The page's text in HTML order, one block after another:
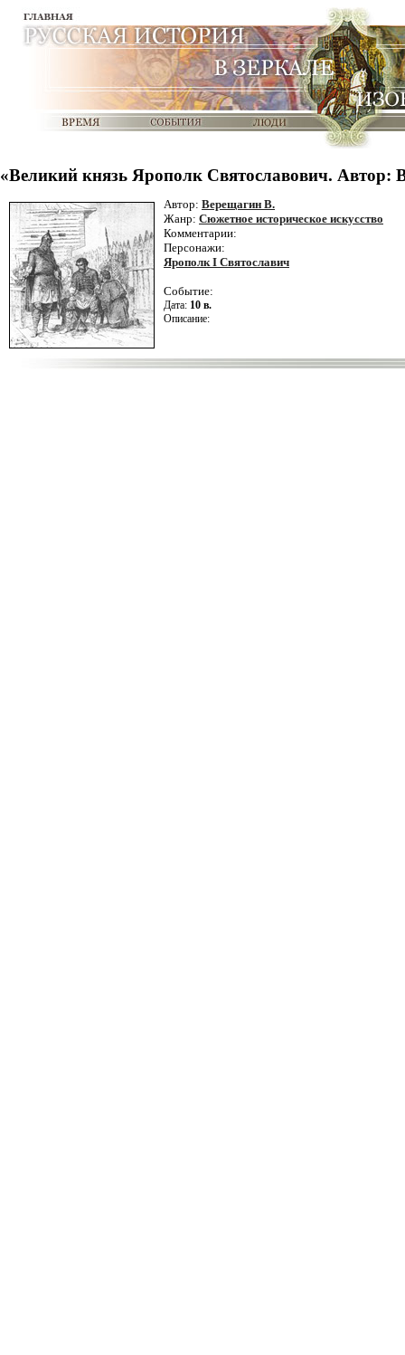
«Великий князь Ярополк Святославович. Автор:
Автор: Верещагин В.
Жанр: Сюжетное историческое искусство
Комментарии:
Персонажи:
Ярополк I Святославич
Событие:
Дата: 10 в.
Описание: